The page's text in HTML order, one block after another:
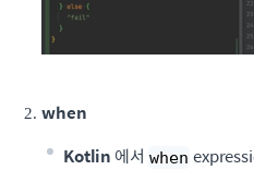
when
Kotlin 에서 when